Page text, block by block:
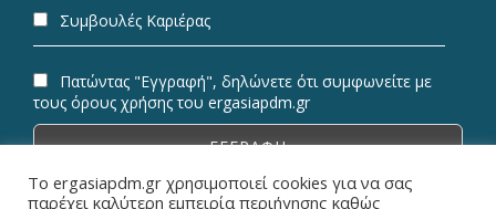
Συμβουλές Καριέρας
Πατώντας "Εγγραφή", δηλώνετε ότι συμφωνείτε με
τους όρους χρήσης του ergasiapdm.gr
Το ergasiapdm.gr χρησιμοποιεί cookies για να σας
παρέχει καλύτερη εμπειρία περιήγησης καθώς